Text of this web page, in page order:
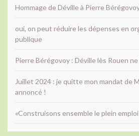
Hommage de Déville à Pierre
oui, on peut réduire les dépenses en
publique
Pierre Bérégovoy : Déville lès Rouen ne
Juillet 2024 : je quitte mon mandat de
annoncé !
«Construisons ensemble le plein emploi